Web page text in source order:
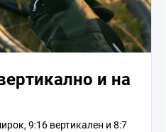
и на
9:16 вертикален и 8:7